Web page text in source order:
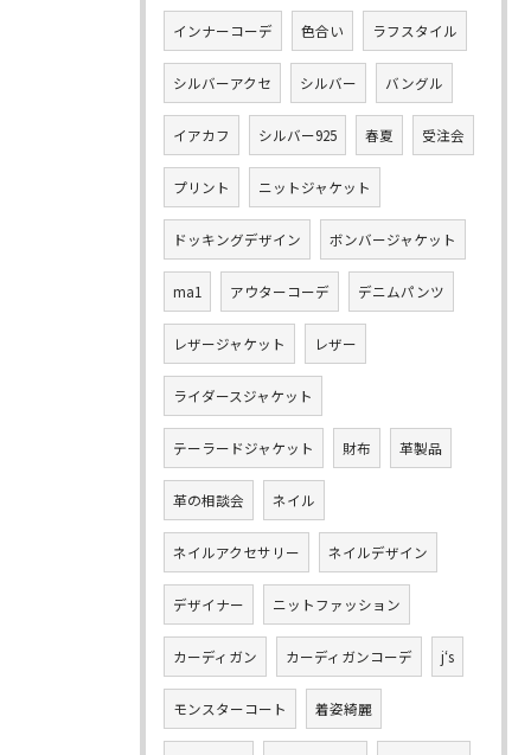
インナーコーデ 色合い ラフスタイル
シルバーアクセ シルバー バングル
イアカフ シルバー925 春夏 受注会
プリント ニットジャケット
ドッキングデザイン ボンバージャケット
ma1 アウターコーデ デニムパンツ
レザージャケット レザー
ライダースジャケット
テーラードジャケット 財布 革製品
革の相談会 ネイル
ネイルアクセサリー ネイルデザイン
デザイナー ニットファッション
カーディガン カーディガンコーデ j‘s
モンスターコート 着姿綺麗